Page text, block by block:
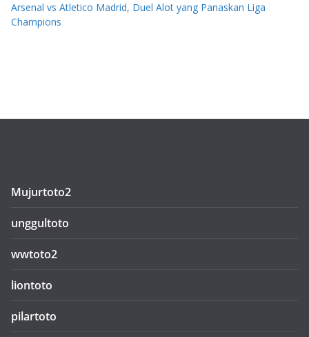
Arsenal vs Atletico Madrid, Duel Alot yang Panaskan Liga
Champions
Mujurtoto2
unggultoto
wwtoto2
liontoto
pilartoto